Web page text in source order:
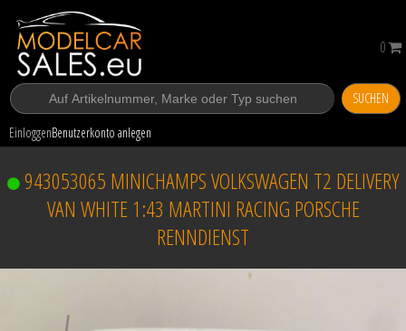
SUCHEN
EinloggenBenutzerkonto anlegen
0
943053065 MINICHAMPS VOLKSWAGEN T2 DELIVERY
VAN WHITE 1:43 MARTINI RACING PORSCHE
RENNDIENST